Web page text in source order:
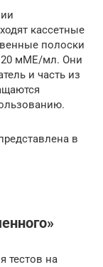
кассетные
полоски
20 мМЕ/мл. Они
и часть из
в
тестов на